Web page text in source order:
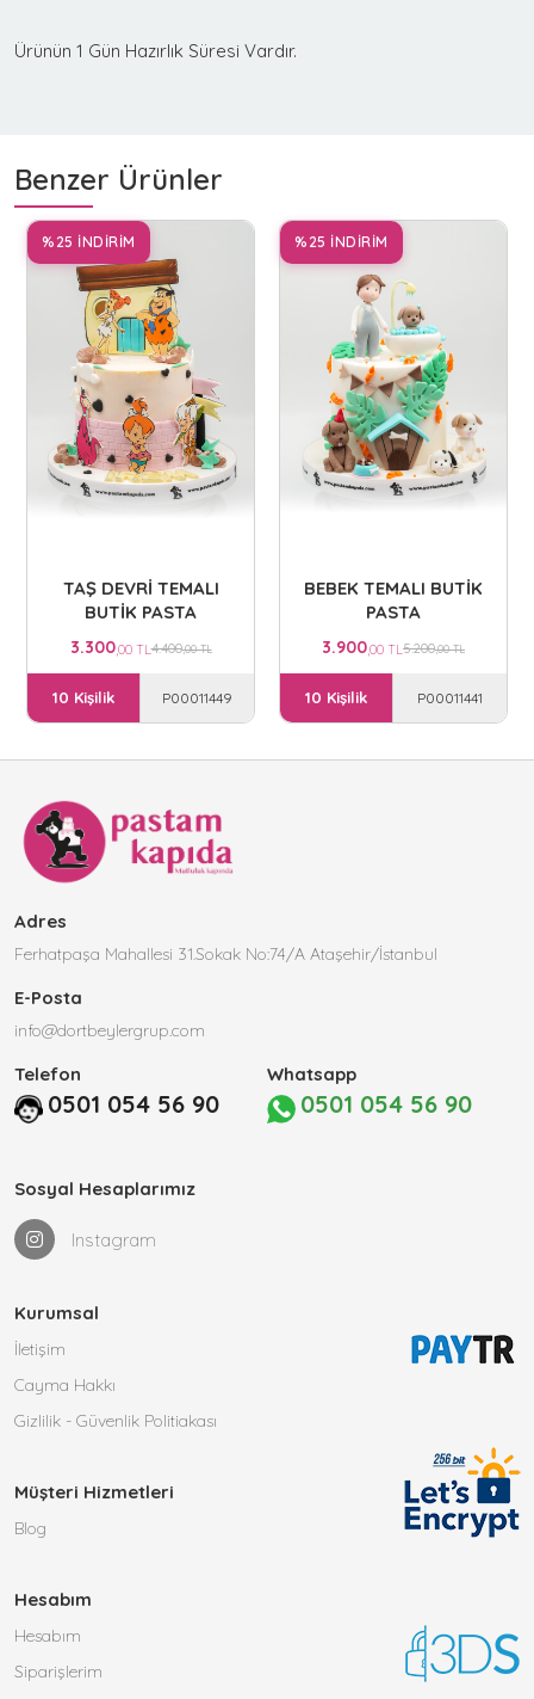
Ürünün 1 Gün Hazırlık Süresi Vardır.
Benzer Ürünler
%25 İNDİRİM
TAŞ DEVRİ TEMALI
BUTİK PASTA
3.300,00 TL4.400,00 TL
10 Kişilik P00011449
%25 İNDİRİM
BEBEK TEMALI BUTİK
PASTA
3.900,00 TL5.200,00 TL
10 Kişilik P00011441
Adres
Ferhatpaşa Mahallesi 31.Sokak No:74/A Ataşehir/İstanbul
E-Posta
info@dortbeylergrup.com
Telefon
0501 054 56 90
Whatsapp
0501 054 56 90
Sosyal Hesaplarımız
Instagram
Kurumsal
İletişim
Cayma Hakkı
Gizlilik - Güvenlik Politiakası
Müşteri Hizmetleri
Blog
Hesabım
Hesabım
Siparişlerim